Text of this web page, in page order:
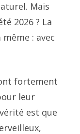
Mais
2026 ? La
: avec
fortement
leur
est que